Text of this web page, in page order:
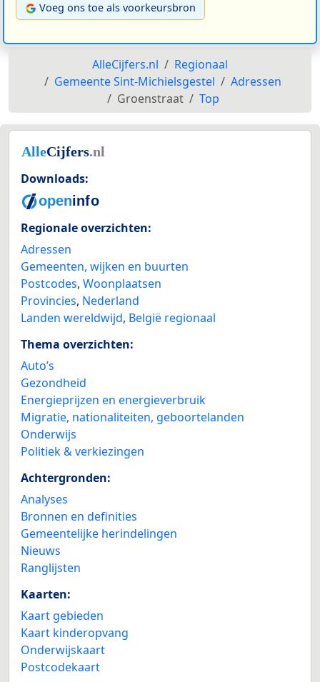
Voeg ons toe als voorkeursbron
AlleCijfers.nl
Regionaal
Gemeente Sint-Michielsgestel
Adressen
Groenstraat
Top
Downloads:
Regionale overzichten:
Adressen
Gemeenten, wijken en buurten
Postcodes, Woonplaatsen
Provincies, Nederland
Landen wereldwijd, België regionaal
Thema overzichten:
Auto’s
Gezondheid
Energieprijzen en energieverbruik
Migratie, nationaliteiten, geboortelanden
Onderwijs
Politiek & verkiezingen
Achtergronden:
Analyses
Bronnen en definities
Gemeentelijke herindelingen
Nieuws
Ranglijsten
Kaarten:
Kaart gebieden
Kaart kinderopvang
Onderwijskaart
Postcodekaart